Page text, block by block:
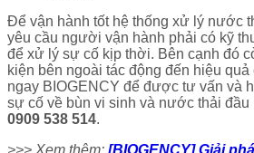
Để vận hành tốt hệ thống xử lý nước
yêu cầu người vận hành phải có kỹ
để xử lý sự cố kịp thời. Bên cạnh đó
kiện bên ngoài tác động đến hiệu
ngay BIOGENCY để được tư vấn và
sự cố về bùn vi sinh và nước thải đầu
0909 538 514.